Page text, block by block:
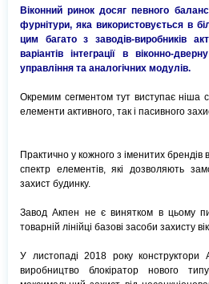
Віконний ринок досяг певного
фурнітури, яка використовується в
цим багато з заводів-виробників
варіантів інтеграції в віконно-
управління та аналогічних модулів.
Окремим сегментом тут виступає ніша
елементи активного, так і пасивного
Практично у кожного з іменитих брендів
спектр елементів, які дозволяють
захист будинку.
Завод Акпен не є винятком в цьому
товарній лінійці базові засоби захисту
У листопаді 2018 року конструктори
виробництво блокіратор нового